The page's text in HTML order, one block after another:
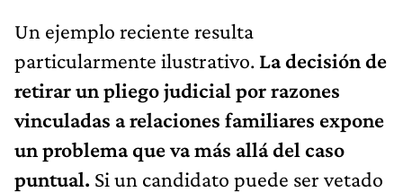
Un ejemplo reciente resulta
particularmente ilustrativo. La decisión de
retirar un pliego judicial por razones
vinculadas a relaciones familiares expone
un problema que va más allá del caso
puntual. Si un candidato puede ser vetado